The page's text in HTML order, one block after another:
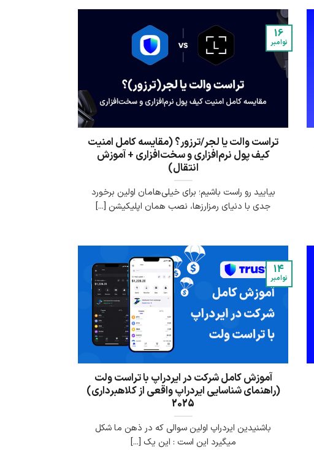
تراست والت یا لجر/ترزور؟ (مقایسه کامل امنیت
کیف پول نرم‌افزاری و سخت‌افزاری + آموزش
انتقال)
بیایید رو راست باشیم؛ برای خیلی‌هامان اولین برخورد
جدی با دنیای رمزارزها، نصب همان اپلیکیشن [...]
16
نوامبر
آموزش کامل شرکت در ایردراپ با تراست ولت
(راهنمای شناسایی ایردراپ واقعی از کلاهبرداری)
2025
باشنیدین ایردراپ اولین سوالی که در ذهن ما شکل
میگیرد این است : این یک [...]
14
نوامبر